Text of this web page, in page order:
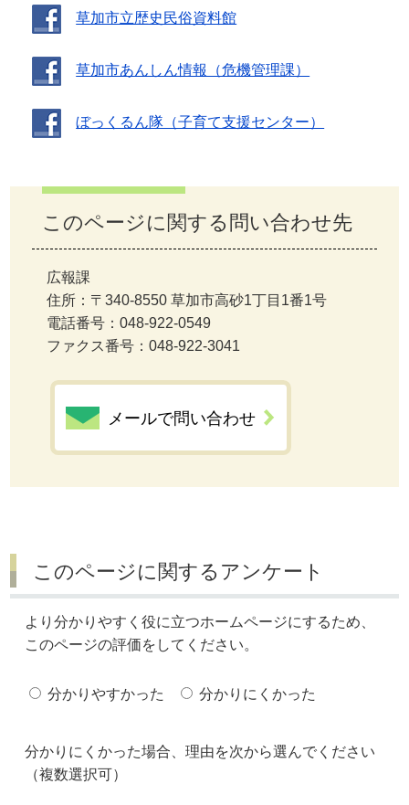
草加市立歴史民俗資料館
草加市あんしん情報（危機管理課）
ぼっくるん隊（子育て支援センター）
このページに関する問い合わせ先
広報課
住所：〒340-8550 草加市高砂1丁目1番1号
電話番号：048-922-0549
ファクス番号：048-922-3041
メールで問い合わせ
このページに関するアンケート
より分かりやすく役に立つホームページにするため、
このページの評価をしてください。
分かりやすかった 分かりにくかった
分かりにくかった場合、理由を次から選んでください
（複数選択可）